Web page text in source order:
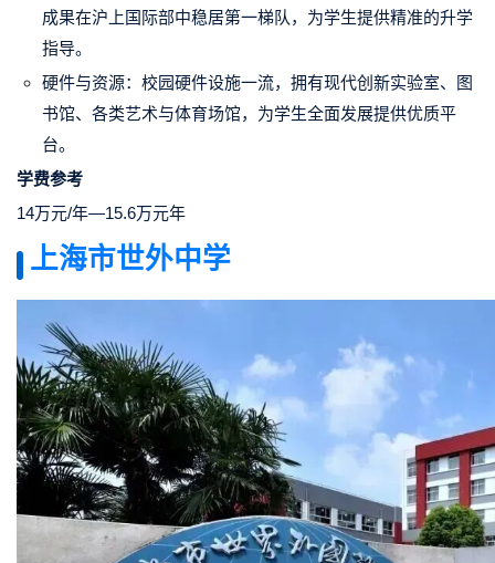
成果在沪上国际部中稳居第一梯队，为学生提供精准的升学
指导。
硬件与资源：校园硬件设施一流，拥有现代创新实验室、图
书馆、各类艺术与体育场馆，为学生全面发展提供优质平
台。
学费参考
14万元/年—15.6万元年
上海市世外中学